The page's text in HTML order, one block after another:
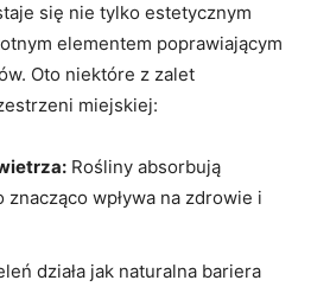
się nie tylko estetycznym
elementem poprawiającym
Oto niektóre z zalet
miejskiej:
‌Rośliny absorbują‍
wpływa na zdrowie i
działa jak naturalna bariera